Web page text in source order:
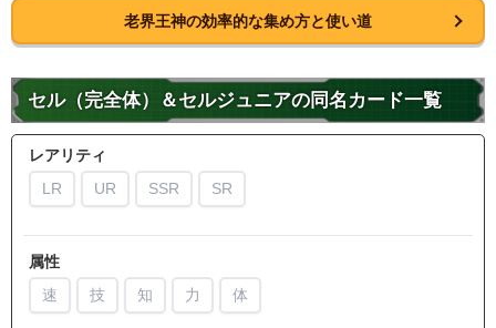
老界王神の効率的な集め方と使い道
セル（完全体）＆セルジュニアの同名カード一覧
レアリティ
LR
UR SSR SR
属性
速
技 知 力 体